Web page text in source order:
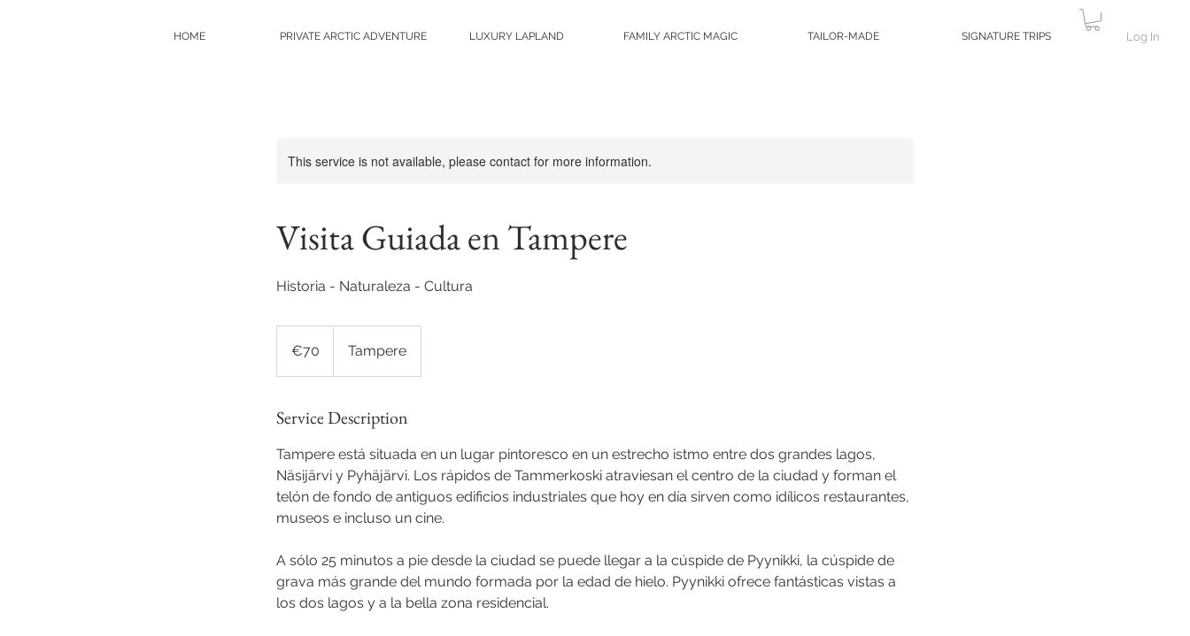
HOME PRIVATE ARCTIC ADVENTURE LUXURY LAPLAND FAMILY ARCTIC MAGIC TAILOR-MADE SIGNATURE TRIPS Log In
This service is not available, please contact for more information.
Visita Guiada en Tampere
Historia - Naturaleza - Cultura
€70 Tampere
Service Description
Tampere está situada en un lugar pintoresco en un estrecho istmo entre dos grandes lagos,
Näsijärvi y Pyhäjärvi. Los rápidos de Tammerkoski atraviesan el centro de la ciudad y forman el
telón de fondo de antiguos edificios industriales que hoy en día sirven como idílicos restaurantes,
museos e incluso un cine.
A sólo 25 minutos a pie desde la ciudad se puede llegar a la cúspide de Pyynikki, la cúspide de
grava más grande del mundo formada por la edad de hielo. Pyynikki ofrece fantásticas vistas a
los dos lagos y a la bella zona residencial.